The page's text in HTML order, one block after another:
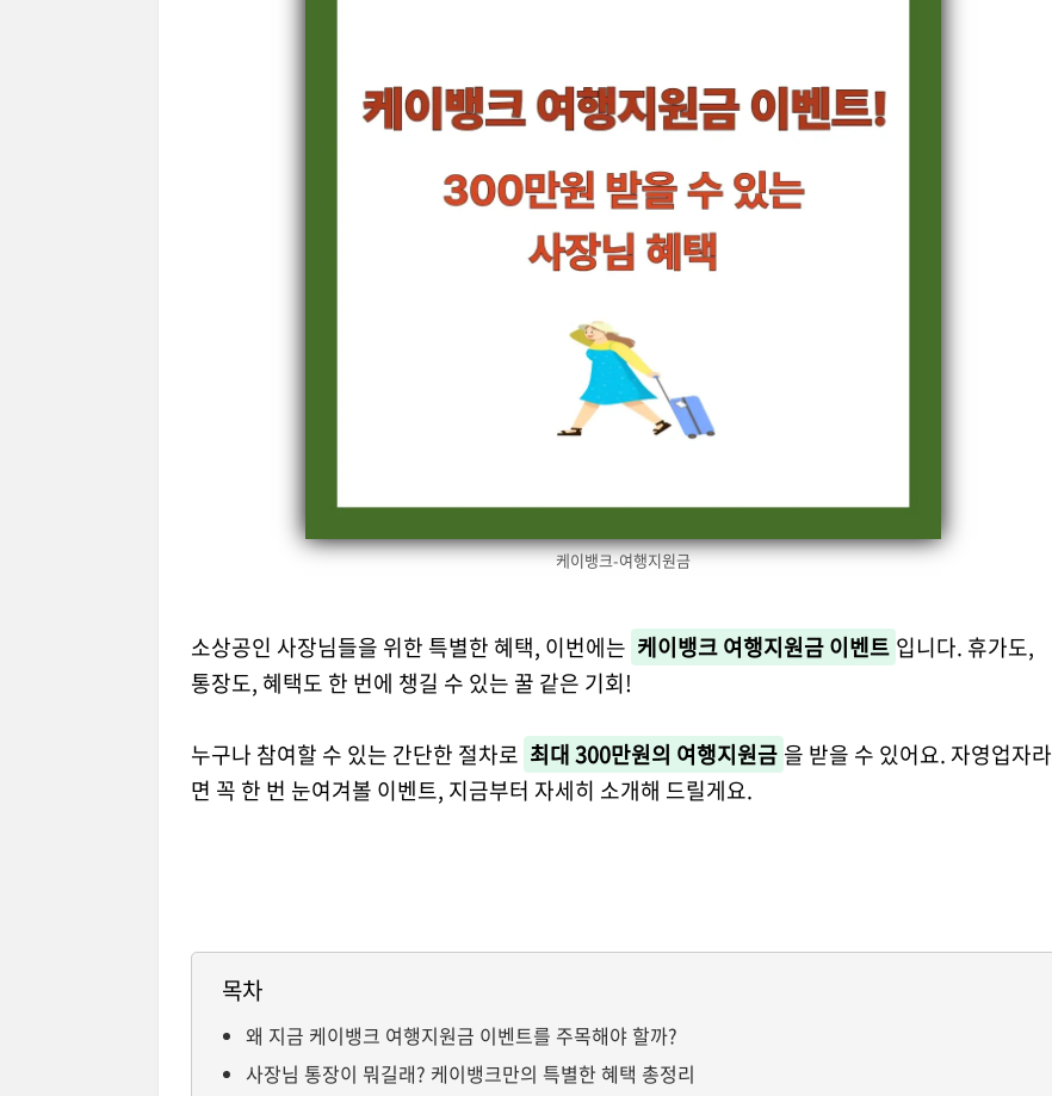
케이뱅크-여행지원금
소상공인 사장님들을 위한 특별한 혜택, 이번에는 케이뱅크 여행지원금 이벤트 입니다. 휴가도,
통장도, 혜택도 한 번에 챙길 수 있는 꿀 같은 기회!
누구나 참여할 수 있는 간단한 절차로 최대 300만원의 여행지원금 을 받을 수 있어요. 자영업자라
면 꼭 한 번 눈여겨볼 이벤트, 지금부터 자세히 소개해 드릴게요.
목차
왜 지금 케이뱅크 여행지원금 이벤트를 주목해야 할까?
사장님 통장이 뭐길래? 케이뱅크만의 특별한 혜택 총정리